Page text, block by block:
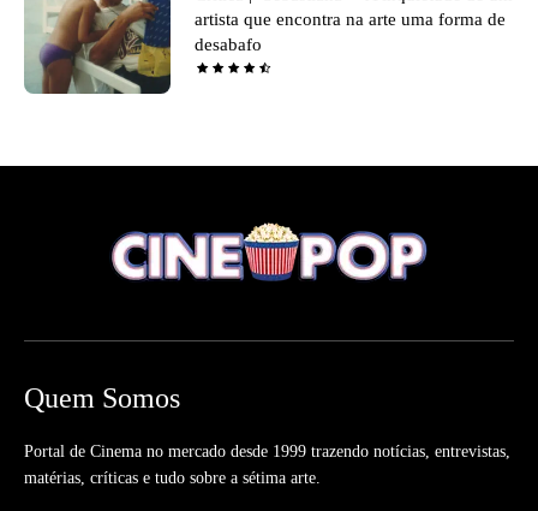
artista que encontra na arte uma forma de
desabafo
Quem Somos
Portal de Cinema no mercado desde 1999 trazendo notícias, entrevistas,
matérias, críticas e tudo sobre a sétima arte.